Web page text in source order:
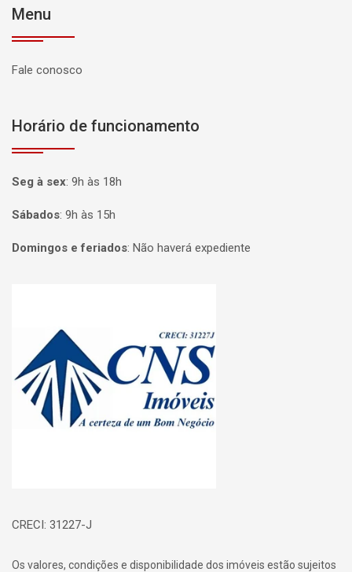
Menu
Fale conosco
Horário de funcionamento
Seg à sex: 9h às 18h
Sábados: 9h às 15h
Domingos e feriados: Não haverá expediente
CRECI: 31227-J
Os valores, condições e disponibilidade dos imóveis estão sujeitos